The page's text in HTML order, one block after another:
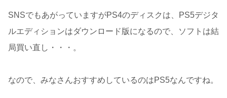
SNSでもあがっていますがPS4のディスクは、PS5デジタ
ルエディションはダウンロード版になるので、ソフトは結
局買い直し・・・。
なので、みなさんおすすめしているのはPS5なんですね。